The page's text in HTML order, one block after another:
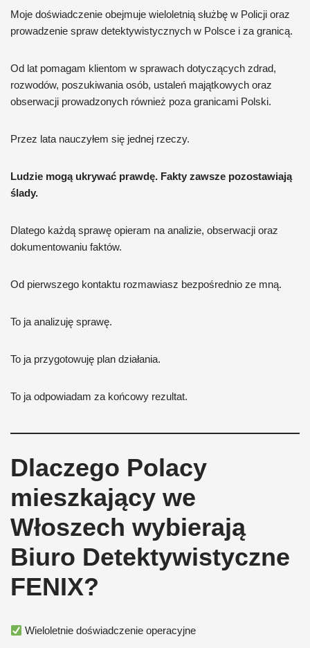
Moje doświadczenie obejmuje wieloletnią służbę w Policji oraz
prowadzenie spraw detektywistycznych w Polsce i za granicą.
Od lat pomagam klientom w sprawach dotyczących zdrad,
rozwodów, poszukiwania osób, ustaleń majątkowych oraz
obserwacji prowadzonych również poza granicami Polski.
Przez lata nauczyłem się jednej rzeczy.
Ludzie mogą ukrywać prawdę. Fakty zawsze pozostawiają
ślady.
Dlatego każdą sprawę opieram na analizie, obserwacji oraz
dokumentowaniu faktów.
Od pierwszego kontaktu rozmawiasz bezpośrednio ze mną.
To ja analizuję sprawę.
To ja przygotowuję plan działania.
To ja odpowiadam za końcowy rezultat.
Dlaczego Polacy
mieszkający we
Włoszech wybierają
Biuro Detektywistyczne
FENIX?
Wieloletnie doświadczenie operacyjne